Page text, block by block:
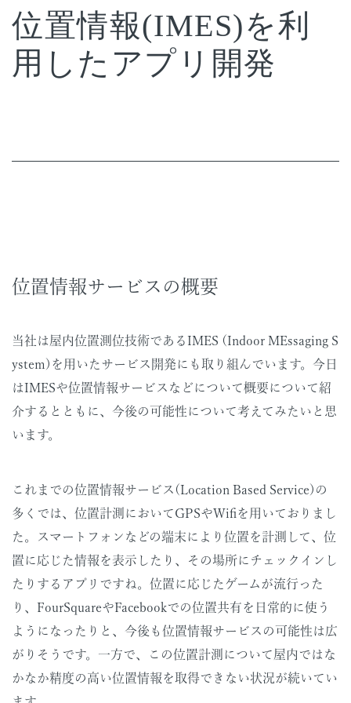
位置情報(IMES)を利
用したアプリ開発
位置情報サービスの概要
当社は屋内位置測位技術であるIMES (Indoor MEssaging S
ystem)を用いたサービス開発にも取り組んでいます。今日
はIMESや位置情報サービスなどについて概要について紹
介するとともに、今後の可能性について考えてみたいと思
います。
これまでの位置情報サービス(Location Based Service)の
多くでは、位置計測においてGPSやWifiを用いておりまし
た。スマートフォンなどの端末により位置を計測して、位
置に応じた情報を表示したり、その場所にチェックインし
たりするアプリですね。位置に応じたゲームが流行った
り、FourSquareやFacebookでの位置共有を日常的に使う
ようになったりと、今後も位置情報サービスの可能性は広
がりそうです。一方で、この位置計測について屋内ではな
かなか精度の高い位置情報を取得できない状況が続いてい